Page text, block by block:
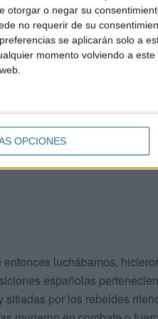
otorgar o negar su
no requerir de su
se aplicarán solo a
momento volviendo a
OPCIONES
generales del
fe, como hilos
principio tiene amplia
ante la cual se pueden
siempre y cuando no sean
o intención de las
las leyes, como
luchábamos,
españolas
por los rebeldes